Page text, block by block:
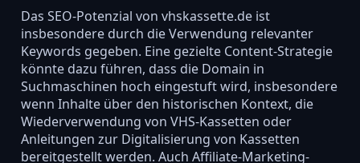
Das SEO-Potenzial von vhskassette.de ist
insbesondere durch die Verwendung relevanter
Keywords gegeben. Eine gezielte Content-Strategie
könnte dazu führen, dass die Domain in
Suchmaschinen hoch eingestuft wird, insbesondere
wenn Inhalte über den historischen Kontext, die
Wiederverwendung von VHS-Kassetten oder
Anleitungen zur Digitalisierung von Kassetten
bereitgestellt werden. Auch Affiliate-Marketing-